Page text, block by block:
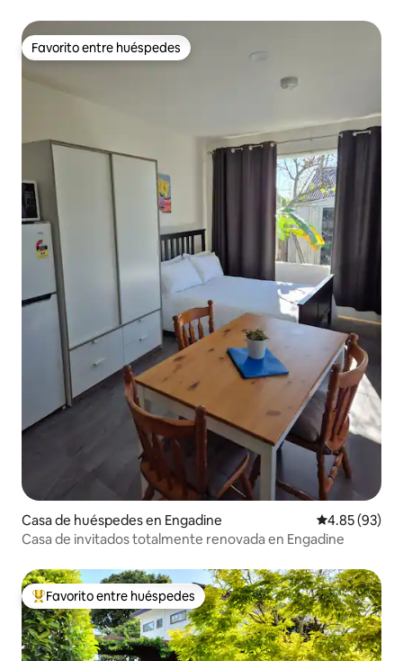
Favorito entre huéspedes
Favorito entre huéspedes
Casa de huéspedes en Engadine Calificación
4.85 (93)
Casa de invitados totalmente renovada en Engadine
De los mejores en Favorito entre huéspedes
Favorito entre huéspedes